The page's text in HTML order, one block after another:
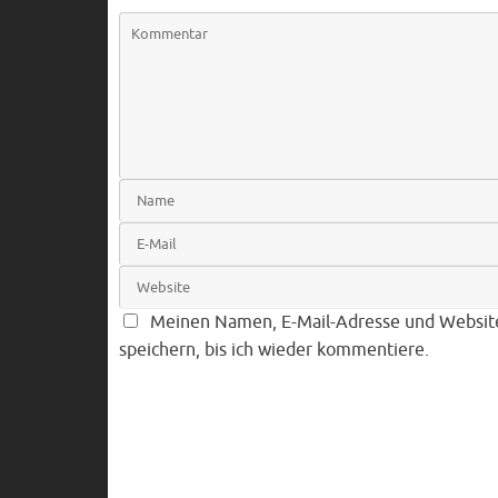
Meinen Namen, E-Mail-Adresse und
speichern, bis ich wieder kommentiere.